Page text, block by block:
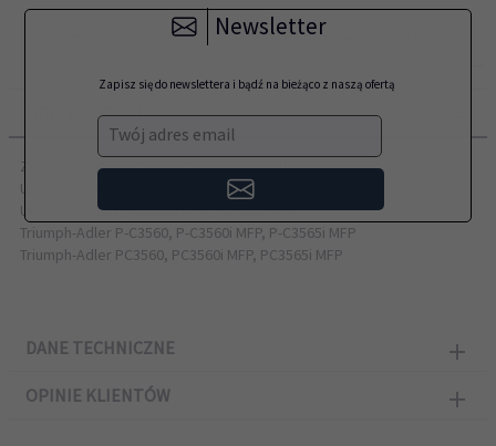
OPIS PRODUKTU
Zamiennik UTAX przeznaczony do modeli:
Utax P-C3560DN, P-C3560i MFP, P-C3565i MFP
Utax PC3560DN, PC3560i MFP, PC3565i MFP
Triumph-Adler P-C3560, P-C3560i MFP, P-C3565i MFP
Triumph-Adler PC3560, PC3560i MFP, PC3565i MFP
DANE TECHNICZNE
OPINIE KLIENTÓW
Newsletter
Zapisz się do newslettera i bądź na bieżąco z naszą ofertą
Twój adres email